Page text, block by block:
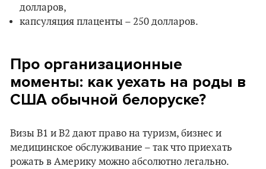
долларов,
капсуляция плаценты – 250 долларов.
Про организационные
моменты: как уехать на роды в
США обычной белоруске?
Визы В1 и В2 дают право на туризм, бизнес и
медицинское обслуживание – так что приехать
рожать в Америку можно абсолютно легально.